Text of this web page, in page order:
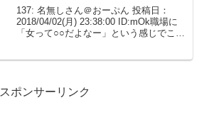
輩がいた。
137: 名無しさん＠おーぷん 投稿日：
2018/04/02(月) 23:38:00 ID:mOk職場に
「女って○○だよなー」という感じでこじ
スポンサーリンク